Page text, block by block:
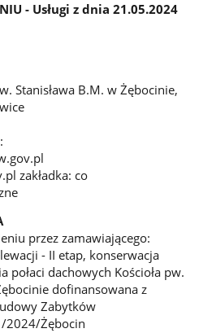
- Usługi z dnia 21.05.2024
Stanisława B.M. w Żębocinie,
zakładka: co
przez zamawiającego:
- II etap, konserwacja
połaci dachowych Kościoła pw.
dofinansowana z
Zabytków
2024/Żębocin